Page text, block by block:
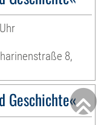
8,
Geschichte«